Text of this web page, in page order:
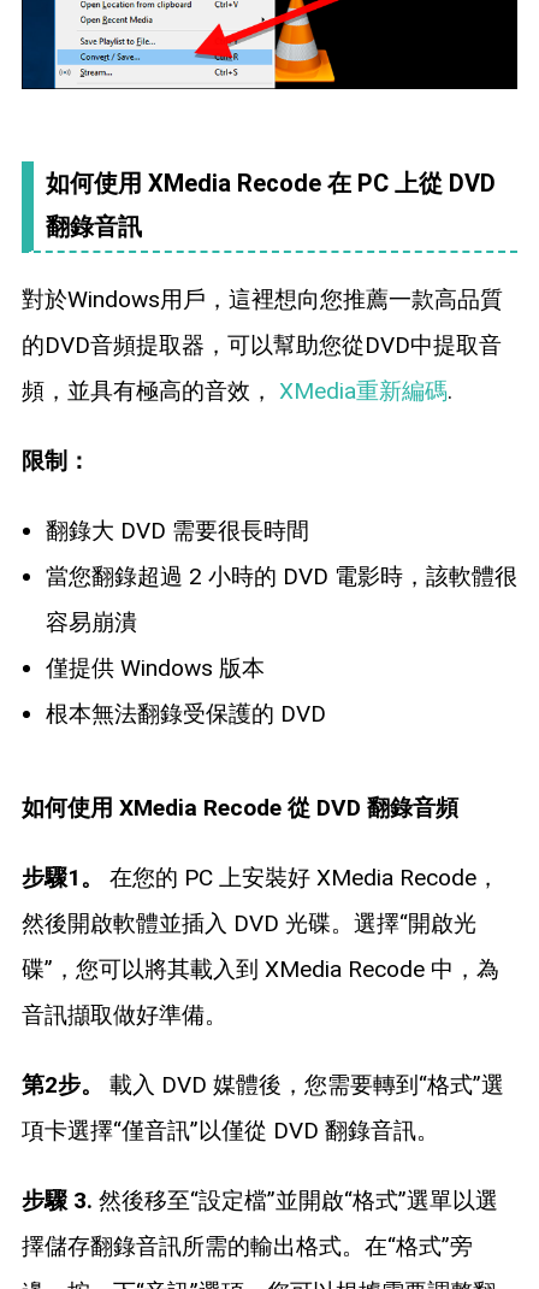
如何使用 XMedia Recode 在 PC 上從 DVD
翻錄音訊
對於Windows用戶，這裡想向您推薦一款高品質
的DVD音頻提取器，可以幫助您從DVD中提取音
頻，並具有極高的音效， XMedia重新編碼.
限制：
翻錄大 DVD 需要很長時間
當您翻錄超過 2 小時的 DVD 電影時，該軟體很
容易崩潰
僅提供 Windows 版本
根本無法翻錄受保護的 DVD
如何使用 XMedia Recode 從 DVD 翻錄音頻
步驟1。
在您的 PC 上安裝好 XMedia Recode，
然後開啟軟體並插入 DVD 光碟。選擇“開啟光
碟”，您可以將其載入到 XMedia Recode 中，為
音訊擷取做好準備。
第2步。
載入 DVD 媒體後，您需要轉到“格式”選
項卡選擇“僅音訊”以僅從 DVD 翻錄音訊。
步驟 3. 然後移至“設定檔”並開啟“格式”選單以選
擇儲存翻錄音訊所需的輸出格式。在“格式”旁